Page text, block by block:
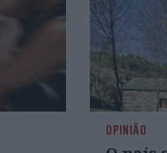
OPINIÃO